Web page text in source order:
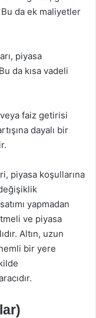
da ek maliyetler
piyasa
da kısa vadeli
faiz getirisi
dayalı bir
piyasa koşullarına
yapmadan
ve piyasa
Altın, uzun
bir yere